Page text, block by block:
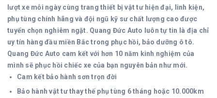
lượt xe mỗi ngày cùng trang thiết bị vật tư hiện đại, linh kiện,
phụ tùng chính hãng và đội ngũ kỹ sư chất lượng cao được
tuyển chọn nghiêm ngặt. Quang Đức Auto luôn tự tin là địa chỉ
uy tín hàng đầu miền Bắc trong phục hồi, bảo dưỡng ô tô.
Quang Đức Auto cam kết với hơn 10 năm kinh nghiệm của
mình sẽ phục hồi chiếc xe của bạn nguyên bản như mới.
Cam kết bảo hành sơn trọn đời
Bảo hành vật tư thay thế phụ tùng 6 tháng hoặc 10.000km